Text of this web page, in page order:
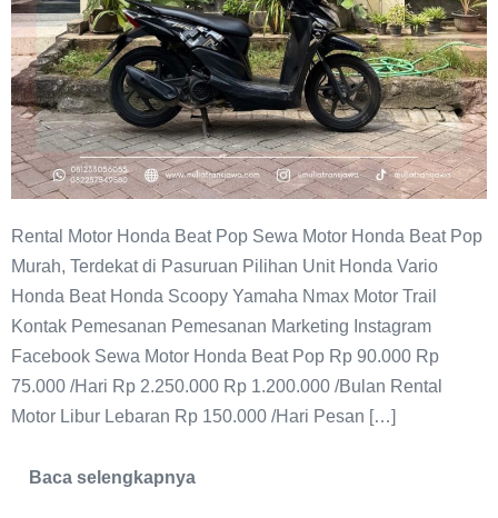
Rental Motor Honda Beat Pop Sewa Motor Honda Beat Pop
Murah, Terdekat di Pasuruan Pilihan Unit Honda Vario
Honda Beat Honda Scoopy Yamaha Nmax Motor Trail
Kontak Pemesanan Pemesanan Marketing Instagram
Facebook Sewa Motor Honda Beat Pop Rp 90.000 Rp
75.000 /Hari Rp 2.250.000 Rp 1.200.000 /Bulan Rental
Motor Libur Lebaran Rp 150.000 /Hari Pesan […]
Baca selengkapnya
Sewa